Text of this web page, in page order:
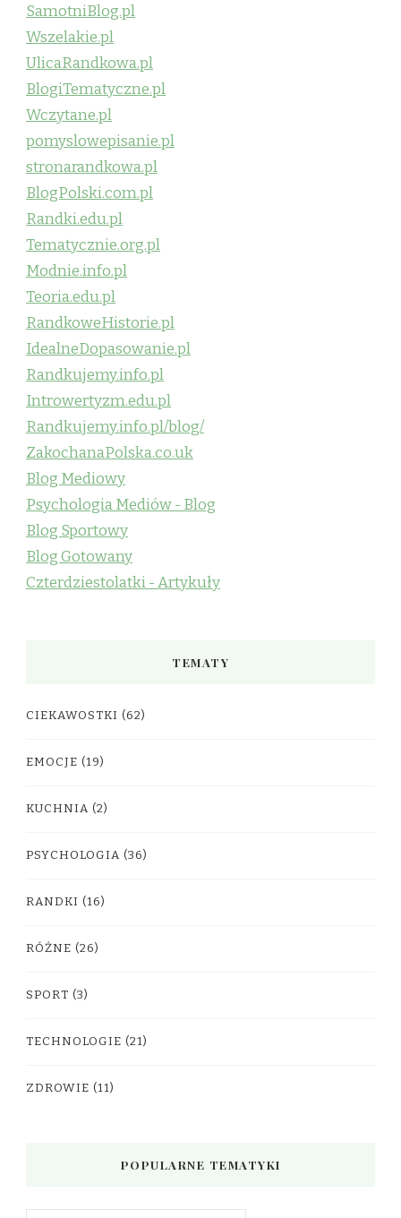
SamotniBlog.pl
Wszelakie.pl
UlicaRandkowa.pl
BlogiTematyczne.pl
Wczytane.pl
pomyslowepisanie.pl
stronarandkowa.pl
BlogPolski.com.pl
Randki.edu.pl
Tematycznie.org.pl
Modnie.info.pl
Teoria.edu.pl
RandkoweHistorie.pl
IdealneDopasowanie.pl
Randkujemy.info.pl
Introwertyzm.edu.pl
Randkujemy.info.pl/blog/
ZakochanaPolska.co.uk
Blog Mediowy
Psychologia Mediów - Blog
Blog Sportowy
Blog Gotowany
Czterdziestolatki - Artykuły
TEMATY
CIEKAWOSTKI (62)
EMOCJE (19)
KUCHNIA (2)
PSYCHOLOGIA (36)
RANDKI (16)
RÓŻNE (26)
SPORT (3)
TECHNOLOGIE (21)
ZDROWIE (11)
POPULARNE TEMATYKI